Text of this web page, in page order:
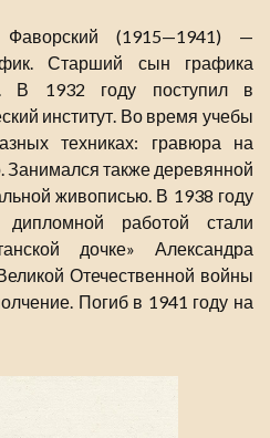
Фаворский (1915—1941) —
Старший сын графика
В 1932 году поступил в
институт. Во время учебы
техниках: гравюра на
Занимался также деревянной
живописью. В 1938 году
дипломной работой стали
дочке» Александра
Отечественной войны
Погиб в 1941 году на